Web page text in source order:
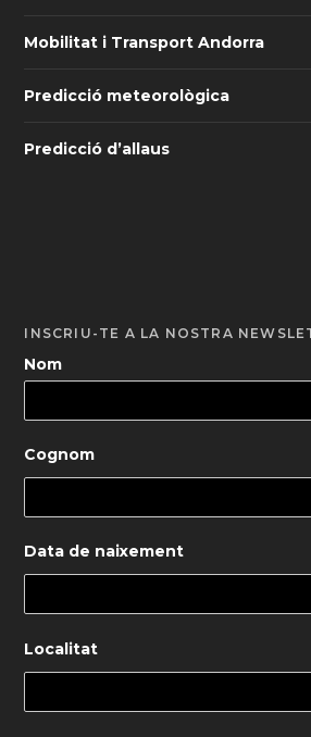
Mobilitat i Transport Andorra
Predicció meteorològica
Predicció d’allaus
INSCRIU-TE A LA NOSTRA
Nom
Cognom
Data de naixement
Localitat